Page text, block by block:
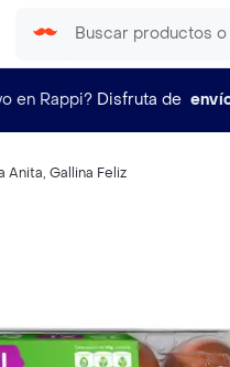
en Rappi? Disfruta de
Anita, Gallina Feliz